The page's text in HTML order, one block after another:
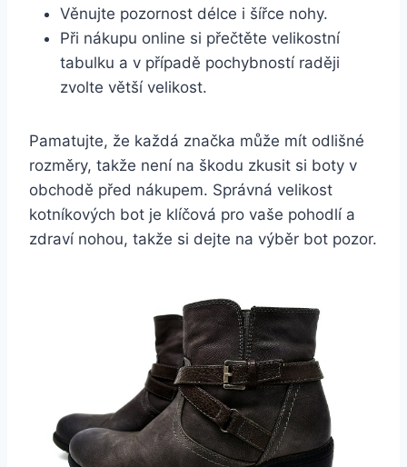
Věnujte ‍pozornost délce i šířce nohy.
Při nákupu online ‌si ‌přečtěte velikostní
tabulku a v případě‌ pochybností raději
zvolte větší velikost.
Pamatujte, že každá značka může mít odlišné
rozměry, takže není na škodu zkusit si⁢ boty v‍
obchodě⁣ před nákupem.⁣ Správná velikost ​
kotníkových bot ⁤je klíčová pro vaše pohodlí a
zdraví⁣ nohou, takže ​si ⁢dejte ​na výběr ​bot pozor.